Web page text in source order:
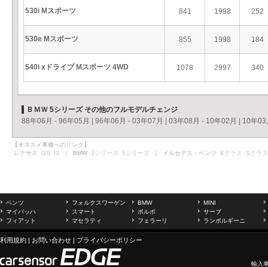
530i Mスポーツ 841 1998 252
530e Mスポーツ 855 1998 184
540i xドライブ Mスポーツ 4WD 1078 2997 340
ＢＭＷ 5シリーズ その他のフルモデルチェンジ
88年06月 - 96年05月
96年06月 - 03年07月 03年08月 - 10年02月 10年03
【オススメ車種へのリンク】
レクサス GS IS ｜ BMW 3シリーズ 5シリーズ ｜ メルセデス・ベンツ Eクラス Sクラス
ベンツ フォルクスワーゲン BMW
MINI
マイバッハ
スマート ボルボ
サーブ
フィアット
マセラティ フェラーリ ランボルギーニ
利用規約 | お問い合わせ | プライバシーポリシー
輸入